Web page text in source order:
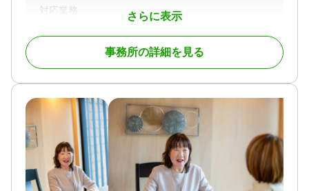
さらに表示
対応業務
遺産分割 / 相続税申告
事務所の詳細を見る